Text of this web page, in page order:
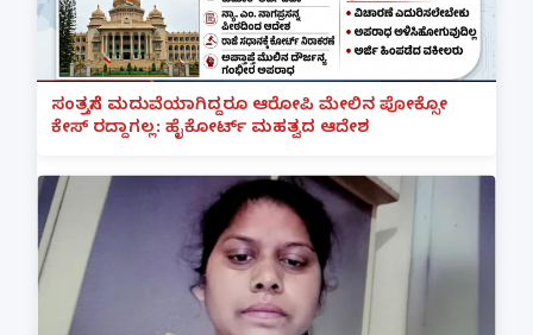
ಸಂತ್ರಸ್ತೆಗೆ ಮದುವೆಯಾಗಿದ್ದರೂ ಆರೋಪಿ ಮೇಲಿನ ಪೋಕ್ಸೋ
ಕೇಸ್ ರದ್ದಾಗಲ್ಲ: ಹೈಕೋರ್ಟ್ ಮಹತ್ವದ ಆದೇಶ